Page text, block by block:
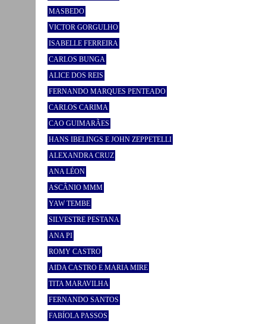
MASBEDO
VICTOR GORGULHO
ISABELLE FERREIRA
CARLOS BUNGA
ALICE DOS REIS
FERNANDO MARQUES PENTEADO
CARLOS CARIMA
CAO GUIMARÃES
HANS IBELINGS E JOHN ZEPPETELLI
ALEXANDRA CRUZ
ANA LÉON
ASCÂNIO MMM
YAW TEMBE
SILVESTRE PESTANA
ANA PI
ROMY CASTRO
AIDA CASTRO E MARIA MIRE
TITA MARAVILHA
FERNANDO SANTOS
FABÍOLA PASSOS